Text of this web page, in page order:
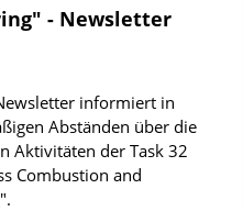
- Newsletter
informiert in
Abständen über die
Aktivitäten der Task 32
Combustion and